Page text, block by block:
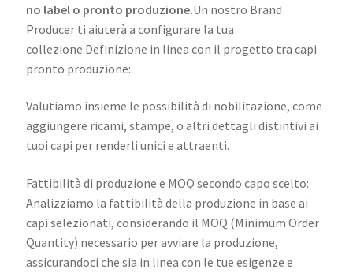
no label o pronto produzione.Un nostro Brand
Producer ti aiuterà a configurare la tua
collezione:Definizione in linea con il progetto tra capi
pronto produzione:
Valutiamo insieme le possibilità di nobilitazione, come
aggiungere ricami, stampe, o altri dettagli distintivi ai
tuoi capi per renderli unici e attraenti.
Fattibilità di produzione e MOQ secondo capo scelto:
Analizziamo la fattibilità della produzione in base ai
capi selezionati, considerando il MOQ (Minimum Order
Quantity) necessario per avviare la produzione,
assicurandoci che sia in linea con le tue esigenze e